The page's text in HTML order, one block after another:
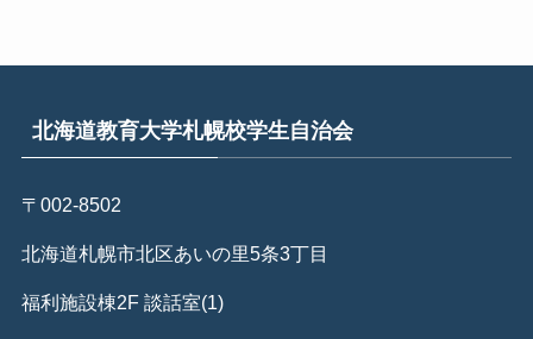
北海道教育大学札幌校学生自治会
〒002-8502
北海道札幌市北区あいの里5条3丁目
福利施設棟2F 談話室(1)